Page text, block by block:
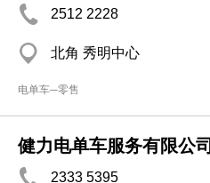
2512 2228
北角 秀明中心
电单车─零售
健力电单车服务有限公司
2333 5395